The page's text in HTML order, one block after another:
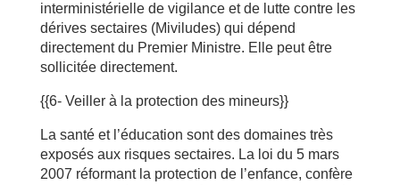
interministérielle de vigilance et de lutte contre les
dérives sectaires (Miviludes) qui dépend
directement du Premier Ministre. Elle peut être
sollicitée directement.
{{6- Veiller à la protection des mineurs}}
La santé et l’éducation sont des domaines très
exposés aux risques sectaires. La loi du 5 mars
2007 réformant la protection de l’enfance, confère